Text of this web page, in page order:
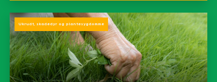
Ukrudt, skadedyr og plantesygdomme